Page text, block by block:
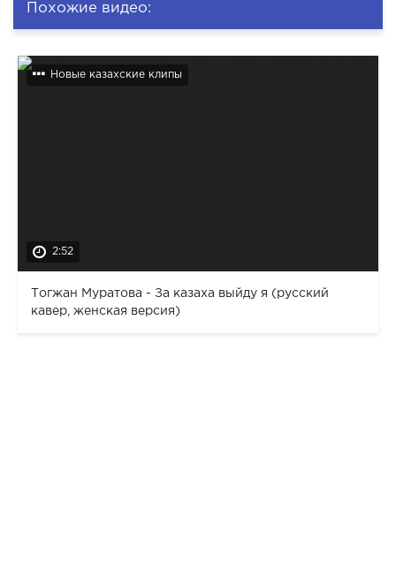
Похожие видео:
Новые казахские клипы
2:52
Тогжан Муратова - За казаха выйду я (русский
кавер, женская версия)